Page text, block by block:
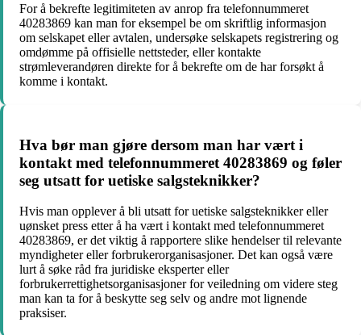
For å bekrefte legitimiteten av anrop fra telefonnummeret
40283869 kan man for eksempel be om skriftlig informasjon
om selskapet eller avtalen, undersøke selskapets registrering og
omdømme på offisielle nettsteder, eller kontakte
strømleverandøren direkte for å bekrefte om de har forsøkt å
komme i kontakt.
Hva bør man gjøre dersom man har vært i
kontakt med telefonnummeret 40283869 og føler
seg utsatt for uetiske salgsteknikker?
Hvis man opplever å bli utsatt for uetiske salgsteknikker eller
uønsket press etter å ha vært i kontakt med telefonnummeret
40283869, er det viktig å rapportere slike hendelser til relevante
myndigheter eller forbrukerorganisasjoner. Det kan også være
lurt å søke råd fra juridiske eksperter eller
forbrukerrettighetsorganisasjoner for veiledning om videre steg
man kan ta for å beskytte seg selv og andre mot lignende
praksiser.